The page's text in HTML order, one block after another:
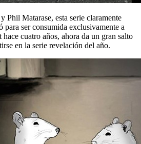
Phil Matarase, esta serie claramente
para ser consumida exclusivamente a
cuatro años, ahora da un gran salto
en la serie revelación del año.